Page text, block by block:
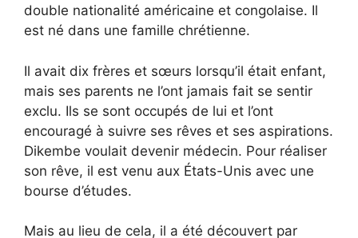
double nationalité américaine et congolaise. Il
est né dans une famille chrétienne.
Il avait dix frères et sœurs lorsqu’il était enfant,
mais ses parents ne l’ont jamais fait se sentir
exclu. Ils se sont occupés de lui et l’ont
encouragé à suivre ses rêves et ses aspirations.
Dikembe voulait devenir médecin. Pour réaliser
son rêve, il est venu aux États-Unis avec une
bourse d’études.
Mais au lieu de cela, il a été découvert par